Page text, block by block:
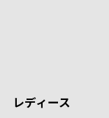
レディース